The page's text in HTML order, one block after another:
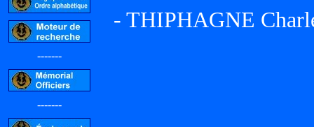
-------
-------
- THIPHAGNE